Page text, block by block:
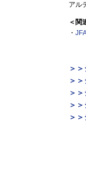
アル
＜関
・
＞
＞
＞
＞
＞